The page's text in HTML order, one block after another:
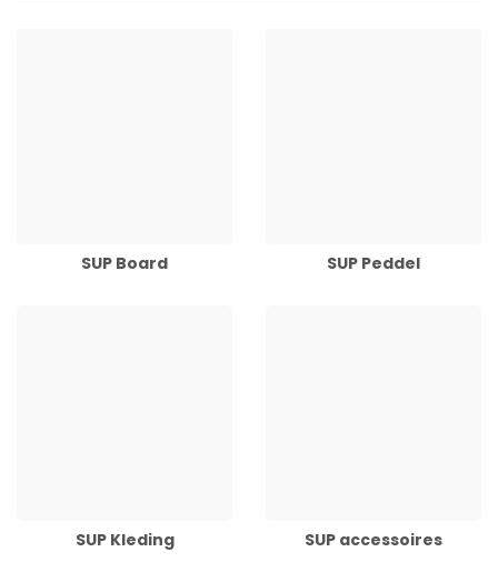
SUP Board SUP Peddel
SUP Kleding SUP accessoires